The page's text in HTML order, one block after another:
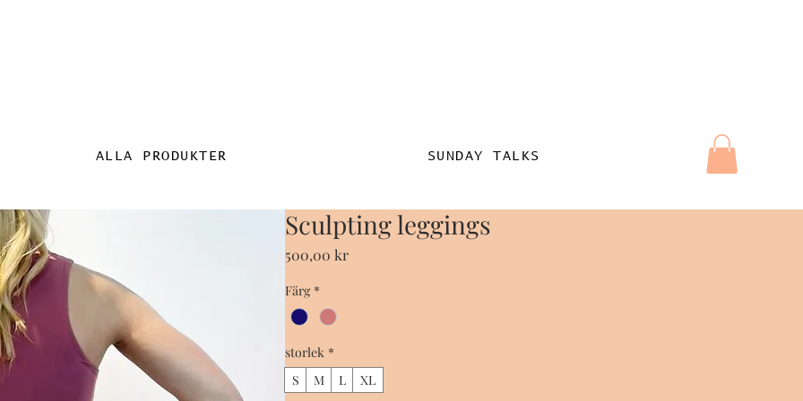
ALLA PRODUKTER SUNDAY TALKS
Sculpting leggings
500,00 krPris
Färg *
storlek *
S
M L XL